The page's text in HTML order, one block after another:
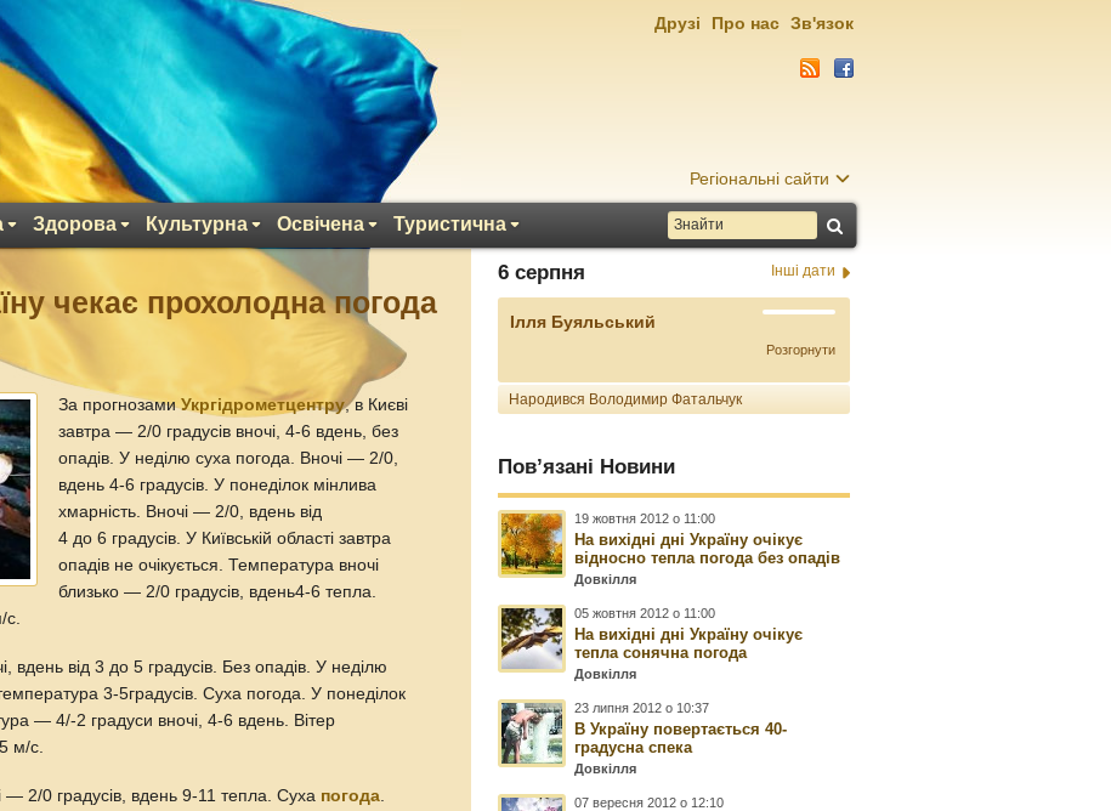
Регіональні сайти
Здорова Культурна Освічена Туристична
Друзі Про нас Зв'язок
чекає прохолодна погода
За прогнозамиУкргідрометцентру, в Києві
завтра — 2/0 градусів вночі, 4-6 вдень, без
опадів. У неділю суха погода. Вночі — 2/0,
вдень 4-6 градусів. У понеділок мінлива
хмарність. Вночі — 2/0, вдень від
4 до 6 градусів. У Київській області завтра
опадів не очікується. Температура вночі
близько — 2/0 градусів, вдень4-6 тепла.
с.
вдень від 3 до 5 градусів. Без опадів. У неділю
3-5градусів. Суха погода. У понеділок
— 4/-2 градуси вночі, 4-6 вдень. Вітер
м/с.
— 2/0 градусів, вдень 9-11 тепла. Суха погода
6 серпня Інші дати
Ілля Буяльський
Розгорнути
Народився Володимир Фатальчук
Пов’язані Новини
19 жовтня 2012 о 11:00
На вихідні дні Україну очікує
відносно тепла погода без опадів
Довкілля
05 жовтня 2012 о 11:00
На вихідні дні Україну очікує
тепла сонячна погода
Довкілля
23 липня 2012 о 10:37
В Україну повертається 40-
градусна спека
Довкілля
07 вересня 2012 о 12:10